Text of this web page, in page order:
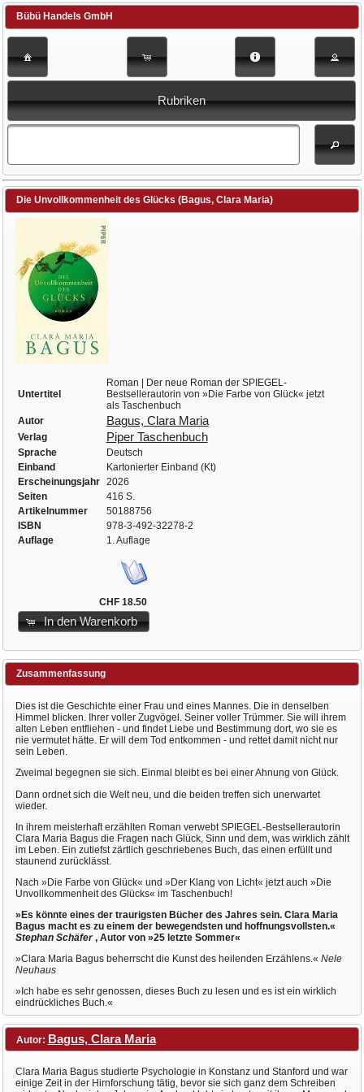
Bübü Handels GmbH
Rubriken
Die Unvollkommenheit des Glücks (Bagus, Clara Maria)
Untertitel
Roman | Der neue Roman der SPIEGEL-
Bestsellerautorin von »Die Farbe von Glück« jetzt
als Taschenbuch
Autor
Bagus, Clara Maria
Verlag Piper Taschenbuch
Sprache
Deutsch
Einband
Kartonierter Einband (Kt)
Erscheinungsjahr
2026
Seiten
416 S.
Artikelnummer
50188756
ISBN
978-3-492-32278-2
Auflage
1. Auflage
CHF 18.50
In den Warenkorb
Zusammenfassung
Dies ist die Geschichte einer Frau und eines Mannes. Die in denselben
Himmel blicken. Ihrer voller Zugvögel. Seiner voller Trümmer. Sie will ihrem
alten Leben entfliehen - und findet Liebe und Bestimmung dort, wo sie es
nie vermutet hätte. Er will dem Tod entkommen - und rettet damit nicht nur
sein Leben.
Zweimal begegnen sie sich. Einmal bleibt es bei einer Ahnung von Glück.
Dann ordnet sich die Welt neu, und die beiden treffen sich unerwartet
wieder.
In ihrem meisterhaft erzählten Roman verwebt SPIEGEL-Bestsellerautorin
Clara Maria Bagus die Fragen nach Glück, Sinn und dem, was wirklich zählt
im Leben. Ein zutiefst zärtlich geschriebenes Buch, das einen erfüllt und
staunend zurücklässt.
Nach »Die Farbe von Glück« und »Der Klang von Licht« jetzt auch »Die
Unvollkommenheit des Glücks« im Taschenbuch!
»Es könnte eines der traurigsten Bücher des Jahres sein. Clara Maria
Bagus macht es zu einem der bewegendsten und hoffnungsvollsten.«
Stephan Schäfer, Autor von »25 letzte Sommer«
»Clara Maria Bagus beherrscht die Kunst des heilenden Erzählens.« Nele
Neuhaus
»Ich habe es sehr genossen, dieses Buch zu lesen und es ist ein wirklich
eindrückliches Buch.«
Autor: Bagus, Clara Maria
Clara Maria Bagus studierte Psychologie in Konstanz und Stanford und war
einige Zeit in der Hirnforschung tätig, bevor sie sich ganz dem Schreiben